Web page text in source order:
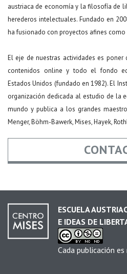
austriaca de economía y la filosofía de
herederos intelectuales. Fundado en
ha fusionado con proyectos afines como
El eje de nuestras actividades es
contenidos online y todo el fondo
Estados Unidos (fundado en 1982). El
organización dedicada al estudio de la
mundo y publica a los grandes
Menger, Böhm-Bawerk, Mises, Hayek,
Email *
ESCUELA
E IDEAS DE
Cada publicación